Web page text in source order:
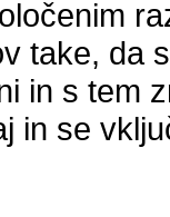
take, da
in s tem
in se